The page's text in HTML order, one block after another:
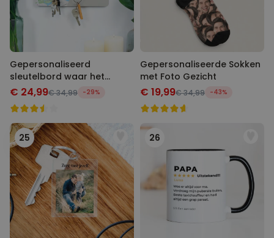
Gepersonaliseerd
sleutelbord waar het
begon
€ 24,99€ 34,99 -29%
Gepersonaliseerde Sokken
met Foto Gezicht
€ 19,99€ 34,99 -43%
25 26